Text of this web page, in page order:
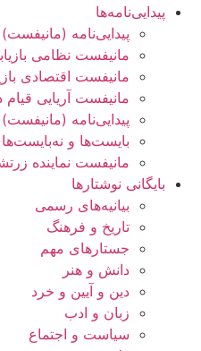
پیدایی‌نامه‌ها
پيدایی‌نامه (مانيفست)
مانیفست نظامی
مانیفست اقتصادی
مانیفست آریایی قیام
پیدایی‌نامه
بایست‌ها و
مانیفست نماینده
بایگانی نوشتارها
بیانیه‌های رسمی
تاریخ و فرهنگ
جستارهای مهم
دانش و هنر
دین و آیین و خرد
زبان و ادب
سیاست و اجتماع